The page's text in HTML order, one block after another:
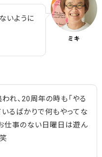
いように
ミキ
れ、20周年の時も「やる
いるばかりで何もやってな
仕事のない日曜日は遊ん